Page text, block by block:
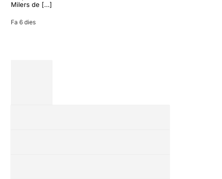
Milers de […]
Fa 6 dies